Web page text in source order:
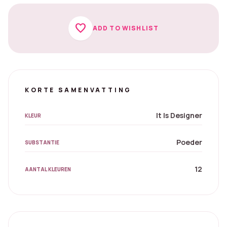
favorite ADD TO WISHLIST
KORTE SAMENVATTING
KLEUR It Is Designer
SUBSTANTIE Poeder
AANTAL KLEUREN 12